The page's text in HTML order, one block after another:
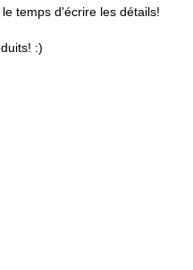
temps d'écrire les détails!
:)